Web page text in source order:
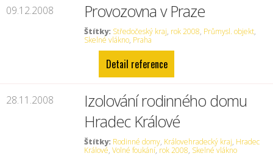
09.12.2008 Provozovna v Praze
Štítky: Středočeský kraj, rok 2008, Průmysl. objekt,
Skelné vlákno, Praha
Detail reference
28.11.2008
Izolování rodinného domu
Hradec Králové
Štítky: Rodinné domy, Královehradecký kraj, Hradec
Králové,Volné foukání, rok 2008, Skelné vlákno